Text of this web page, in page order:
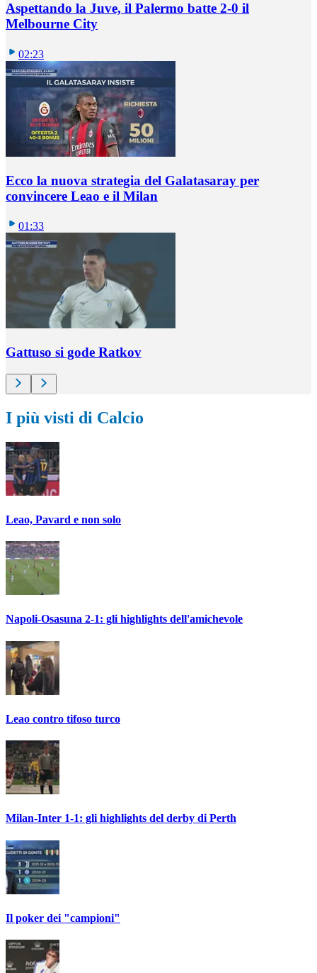
Aspettando la Juve, il Palermo batte 2-0 il
Melbourne City
02:23
Ecco la nuova strategia del Galatasaray per
convincere Leao e il Milan
01:33
Gattuso si gode Ratkov
I più visti di Calcio
Leao, Pavard e non solo
Napoli-Osasuna 2-1: gli highlights dell'amichevole
Leao contro tifoso turco
Milan-Inter 1-1: gli highlights del derby di Perth
Il poker dei "campioni"